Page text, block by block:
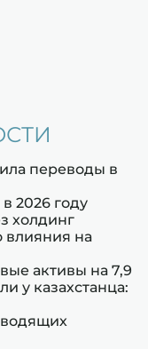
переводы в
2026 году
холдинг
влияния на
активы на 7,9
у казахстанца: